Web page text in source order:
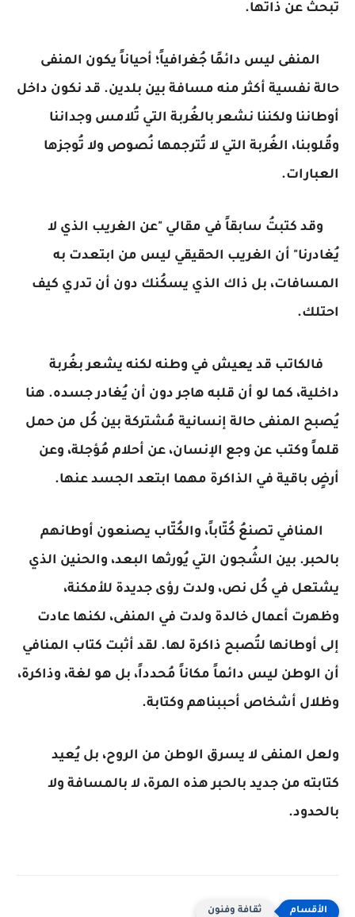
تبحث عن ذاتها.
المنفى ليس دائمًا جُغرافياً؛ أحياناً يكون المنفى
حالة نفسية أكثر منه مسافة بين بلدين. قد نكون داخل
أوطاننا ولكننا نشعر بالغُربة التي تُلامس وجداننا
وقُلوبنا، الغُربة التي لا تُترجمها نُصوص ولا تُوجزها
العبارات.
وقد كتبتُ سابقاً في مقالي "عن الغريب الذي لا
يُغادرنا" أن الغريب الحقيقي ليس من ابتعدت به
المسافات، بل ذاك الذي يسكُنك دون أن تدري كيف
احتلك.
فالكاتب قد يعيش في وطنه لكنه يشعر بغُربة
داخلية، كما لو أن قلبه هاجر دون أن يُغادر جسده. هنا
يُصبح المنفى حالة إنسانية مُشتركة بين كُل من حمل
قلماً وكتب عن وجع الإنسان، عن أحلام مُؤجلة، وعن
أرضٍ باقية في الذاكرة مهما ابتعد الجسد عنها.
المنافي تصنعُ كُتّاباً، والكُتّاب يصنعون أوطانهم
بالحبر. بين الشُجون التي يُورثها البعد، والحنين الذي
يشتعل في كُل نص، ولدت رؤى جديدة للأمكنة،
وظهرت أعمال خالدة ولدت في المنفى، لكنها عادت
إلى أوطانها لتُصبح ذاكرة لها. لقد أثبت كتاب المنافي
أن الوطن ليس دائماً مكاناً مُحدداً، بل هو لغة، وذاكرة،
وظلال أشخاص أحببناهم وكتابة.
ولعل المنفى لا يسرق الوطن من الروح، بل يُعيد
كتابته من جديد بالحبر هذه المرة، لا بالمسافة ولا
بالحدود.
ثقافة وفنون